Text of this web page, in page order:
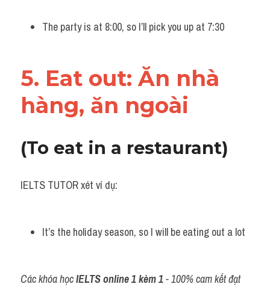
The party is at 8:00, so I’ll pick you up at 7:30
5. Eat out: Ăn nhà
hàng, ăn ngoài
(To eat in a restaurant)
IELTS TUTOR xét ví dụ:
It’s the holiday season, so I will be eating out a lot
Các khóa học IELTS online 1 kèm 1 - 100% cam kết đạt